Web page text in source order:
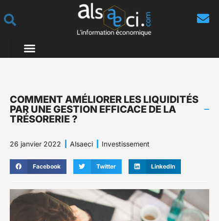
COMMENT AMÉLIORER LES LIQUIDITÉS
PAR UNE GESTION EFFICACE DE LA
TRÉSORERIE ?
26 janvier 2022 Alsaeci Investissement
Facebook Twitter LinkedIn